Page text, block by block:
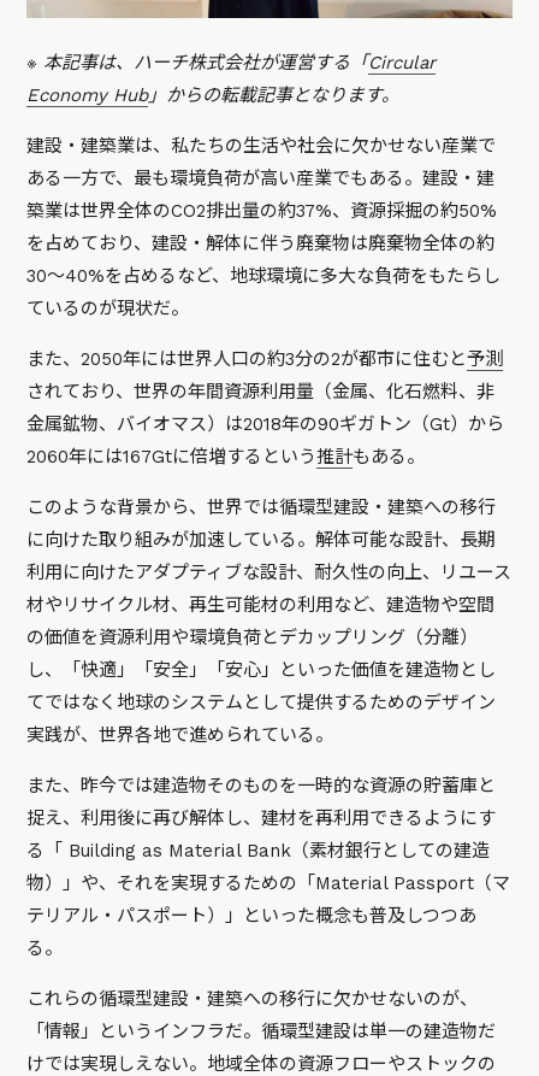
※ 本記事は、ハーチ株式会社が運営する「Circular
Economy Hub」からの転載記事となります。
建設・建築業は、私たちの生活や社会に欠かせない産業で
ある一方で、最も環境負荷が高い産業でもある。建設・建
築業は世界全体のCO2排出量の約37%、資源採掘の約50%
を占めており、建設・解体に伴う廃棄物は廃棄物全体の約
30〜40%を占めるなど、地球環境に多大な負荷をもたらし
ているのが現状だ。
また、2050年には世界人口の約3分の2が都市に住むと予測
されており、世界の年間資源利用量（金属、化石燃料、非
金属鉱物、バイオマス）は2018年の90ギガトン（Gt）から
2060年には167Gtに倍増するという推計もある。
このような背景から、世界では循環型建設・建築への移行
に向けた取り組みが加速している。解体可能な設計、長期
利用に向けたアダプティブな設計、耐久性の向上、リユース
材やリサイクル材、再生可能材の利用など、建造物や空間
の価値を資源利用や環境負荷とデカップリング（分離）
し、「快適」「安全」「安心」といった価値を建造物とし
てではなく地球のシステムとして提供するためのデザイン
実践が、世界各地で進められている。
また、昨今では建造物そのものを一時的な資源の貯蓄庫と
捉え、利用後に再び解体し、建材を再利用できるようにす
る「 Building as Material Bank（素材銀行としての建造
物）」や、それを実現するための「Material Passport（マ
テリアル・パスポート）」といった概念も普及しつつあ
る。
これらの循環型建設・建築への移行に欠かせないのが、
「情報」というインフラだ。循環型建設は単一の建造物だ
けでは実現しえない。地域全体の資源フローやストックの